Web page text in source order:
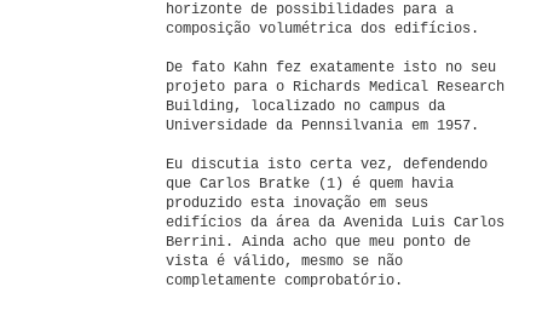
horizonte de possibilidades para a
composição volumétrica dos edifícios.
De fato Kahn fez exatamente isto no seu
projeto para o Richards Medical Research
Building, localizado no campus da
Universidade da Pennsilvania em 1957.
Eu discutia isto certa vez, defendendo
que Carlos Bratke (1) é quem havia
produzido esta inovação em seus
edifícios da área da Avenida Luis Carlos
Berrini. Ainda acho que meu ponto de
vista é válido, mesmo se não
completamente comprobatório.